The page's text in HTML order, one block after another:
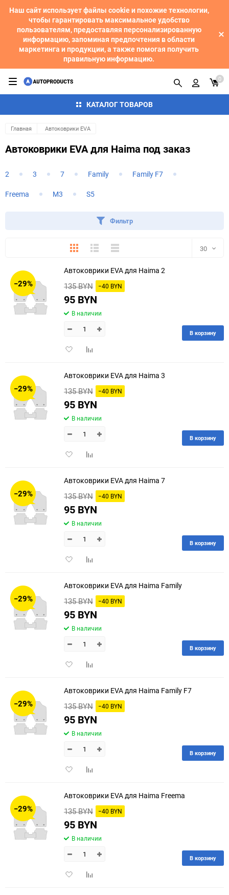
Наш сайт использует файлы cookie и похожие технологии,
чтобы гарантировать максимальное удобство
пользователям, предоставляя персонализированную
информацию, запоминая предпочтения в области
маркетинга и продукции, а также помогая получить
правильную информацию.
КАТАЛОГ ТОВАРОВ
0
Главная Автоковрики EVA
Автоковрики EVA для Haima под заказ
2 3 7 Family Family F7
Freema M3 S5
Фильтр
ПлиткаПодробноКомпактно 30
150
−29%
Автоковрики EVA для Haima 2
135 BYN −40 BYN
95 BYN
В наличии
ДобавитьДобавить
В корзину
−29%
Автоковрики EVA для Haima 3
135 BYN −40 BYN
95 BYN
В наличии
ДобавитьДобавить
В корзину
−29%
Автоковрики EVA для Haima 7
135 BYN −40 BYN
95 BYN
В наличии
ДобавитьДобавить
В корзину
−29%
Автоковрики EVA для Haima Family
135 BYN −40 BYN
95 BYN
В наличии
ДобавитьДобавить
В корзину
−29%
Автоковрики EVA для Haima Family F7
135 BYN −40 BYN
95 BYN
В наличии
ДобавитьДобавить
В корзину
−29%
Автоковрики EVA для Haima Freema
135 BYN −40 BYN
95 BYN
В наличии
ДобавитьДобавить
В корзину